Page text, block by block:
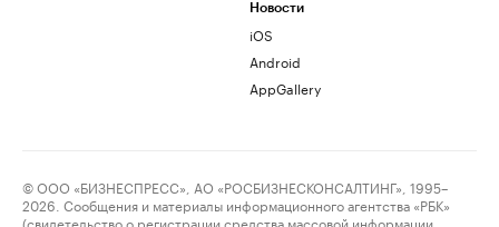
Новости
iOS
Android
AppGallery
© ООО «БИЗНЕСПРЕСС», АО «РОСБИЗНЕСКОНСАЛТИНГ», 1995–
2026. Сообщения и материалы информационного агентства «РБК»
(свидетельство о регистрации средства массовой информации